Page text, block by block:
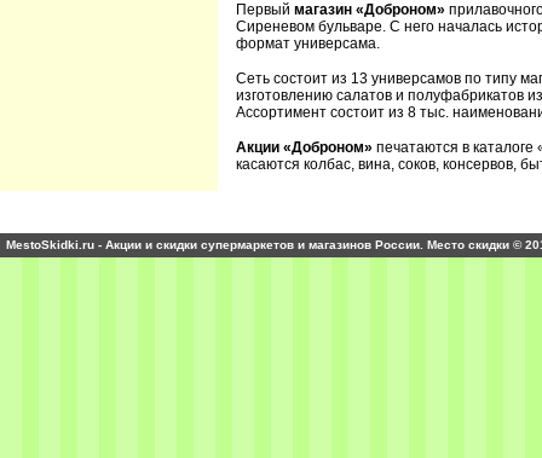
Первый магазин «Доброном»
Сиреневом бульваре. С него началась
формат универсама.
Сеть состоит из 13 универсамов по типу
изготовлению салатов и полуфабрикатов
Ассортимент состоит из 8 тыс.
Акции «Доброном» печатаются в
касаются колбас, вина, соков, консервов,
MestoSkidki.ru - Акции и скидки супермаркетов и магазинов России. Место скидки ©